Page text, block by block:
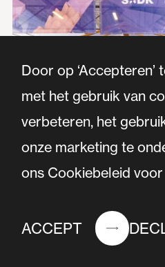
Door op ‘Accepteren’
met het gebruik van
verbeteren, het
onze marketing te
ons Cookiebeleid
ACCEPT